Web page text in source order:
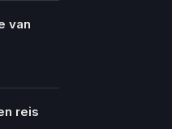
van
reis